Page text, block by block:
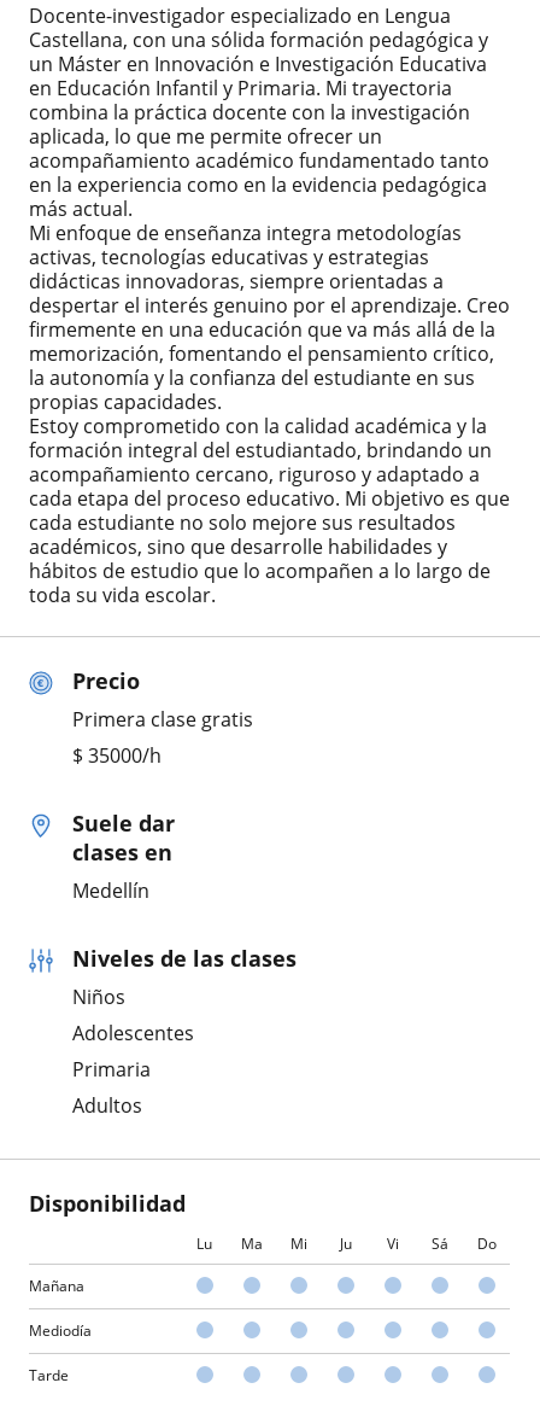
Precio
Primera clase gratis
$ 35000/h
Suele dar
clases en
Medellín
Niveles de las clases
Niños
Adolescentes
Primaria
Adultos
Disponibilidad
Lu Ma Mi Ju Vi Sá Do
Mañana
Mediodía
Tarde
Docente-investigador especializado en Lengua
Castellana, con una sólida formación pedagógica y
un Máster en Innovación e Investigación Educativa
en Educación Infantil y Primaria. Mi trayectoria
combina la práctica docente con la investigación
aplicada, lo que me permite ofrecer un
acompañamiento académico fundamentado tanto
en la experiencia como en la evidencia pedagógica
más actual.
Mi enfoque de enseñanza integra metodologías
activas, tecnologías educativas y estrategias
didácticas innovadoras, siempre orientadas a
despertar el interés genuino por el aprendizaje. Creo
firmemente en una educación que va más allá de la
memorización, fomentando el pensamiento crítico,
la autonomía y la confianza del estudiante en sus
propias capacidades.
Estoy comprometido con la calidad académica y la
formación integral del estudiantado, brindando un
acompañamiento cercano, riguroso y adaptado a
cada etapa del proceso educativo. Mi objetivo es que
cada estudiante no solo mejore sus resultados
académicos, sino que desarrolle habilidades y
hábitos de estudio que lo acompañen a lo largo de
toda su vida escolar.